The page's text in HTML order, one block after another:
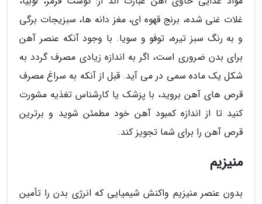
غلات غنی شده، برنج قهوه ای، مغز دانه ها، سبزیجات برگی
و به رنگ سبز تیره، توفو و سویا. با وجود آنکه عنصر آهن
برای بدن ضروری است، اگر به اندازه زیادی مصرف گردد به
شکل یک ماده سمی در می آید. قبل از آنکه به سراغ مصرف
قرص های آهن بروید، با پزشک یا کارشناس تغذیه مشورت
کنید تا از اندازه کمبود آهن خود مطمئن شوید و برترین
قرص آهن را برای شما تجویز کند.
منیزیم
بدون عنصر منیزیم واکنش شیمیایی که انرژی بدن را تأمین